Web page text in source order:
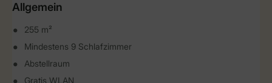
Allgemein
255 m²
Mindestens 9 Schlafzimmer
Abstellraum
Gratis WLAN